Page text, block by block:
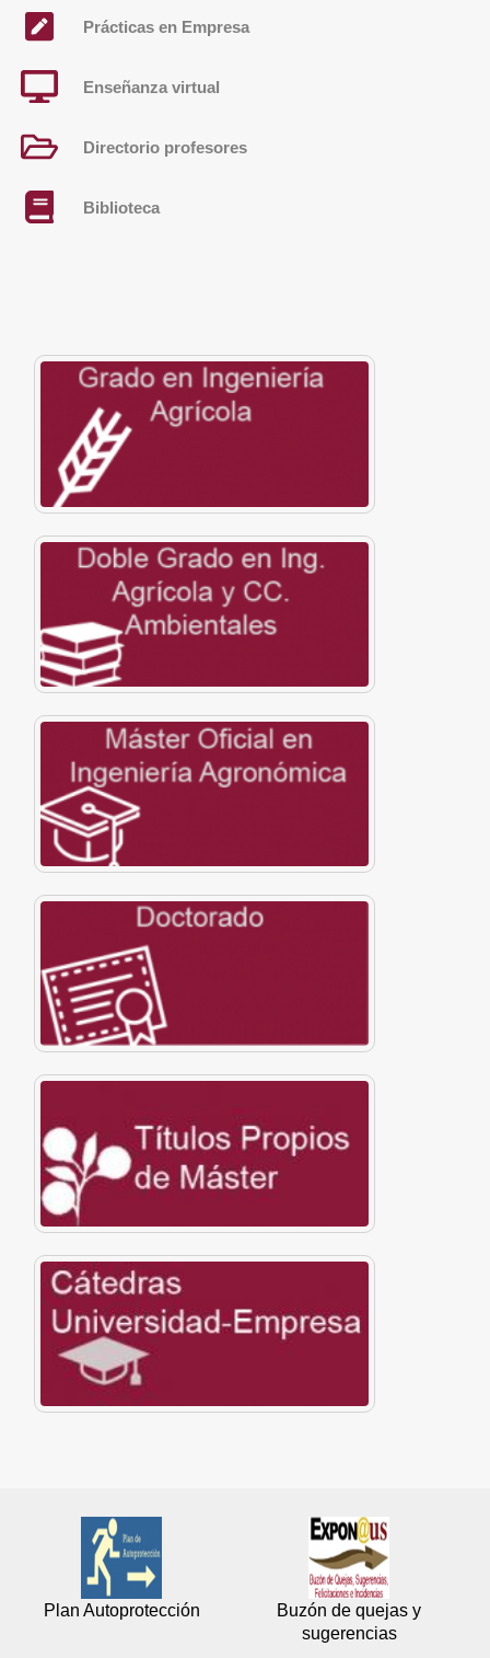
Prácticas en Empresa
Enseñanza virtual
Directorio profesores
Biblioteca
Plan Autoprotección
Buzón de quejas y
sugerencias